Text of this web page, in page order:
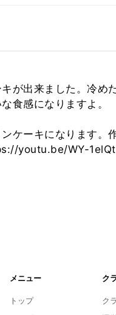
が出来ました。冷め
食感になりますよ。
ケーキになります。
youtu.be/WY-
メニュー
トップ
ク
ク